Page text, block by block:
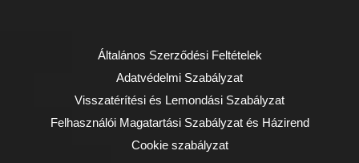
Általános Szerződési Feltételek
Adatvédelmi Szabályzat
Visszatérítési és Lemondási Szabályzat
Felhasználói Magatartási Szabályzat és Házirend
Cookie szabályzat